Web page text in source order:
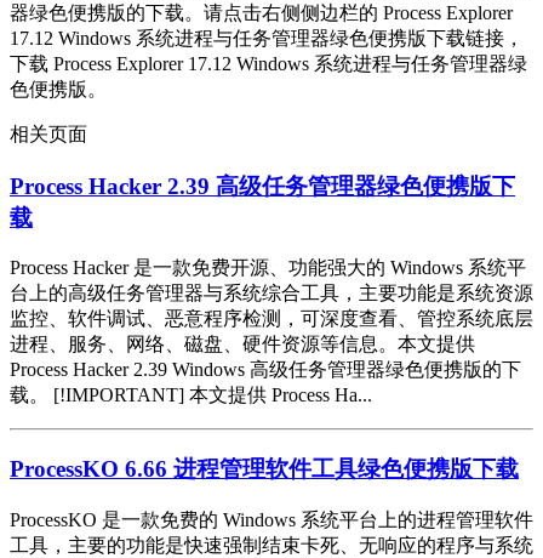
器绿色便携版的下载。请点击右侧侧边栏的 Process Explorer
17.12 Windows 系统进程与任务管理器绿色便携版下载链接，
下载 Process Explorer 17.12 Windows 系统进程与任务管理器绿
色便携版。
相关页面
Process Hacker 2.39 高级任务管理器绿色便携版下
载
Process Hacker 是一款免费开源、功能强大的 Windows 系统平
台上的高级任务管理器与系统综合工具，主要功能是系统资源
监控、软件调试、恶意程序检测，可深度查看、管控系统底层
进程、服务、网络、磁盘、硬件资源等信息。本文提供
Process Hacker 2.39 Windows 高级任务管理器绿色便携版的下
载。 [!IMPORTANT] 本文提供 Process Ha...
ProcessKO 6.66 进程管理软件工具绿色便携版下载
ProcessKO 是一款免费的 Windows 系统平台上的进程管理软件
工具，主要的功能是快速强制结束卡死、无响应的程序与系统